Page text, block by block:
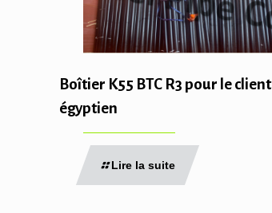
Boîtier K55 BTC R3 pour le client
égyptien
Lire la suite